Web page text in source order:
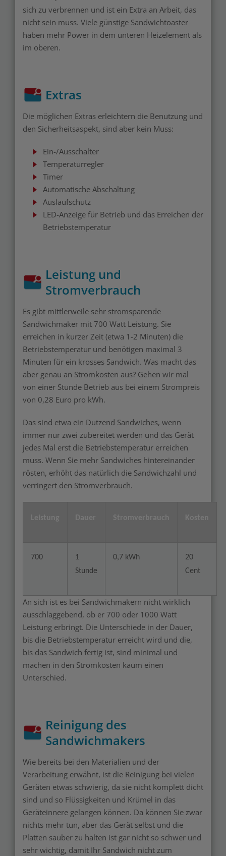
sich zu verbrennen und ist ein Extra an Arbeit, das
nicht sein muss. Viele günstige Sandwichtoaster
haben mehr Power in dem unteren Heizelement als
im oberen.
Extras
Die möglichen Extras erleichtern die Benutzung und
den Sicherheitsaspekt, sind aber kein Muss:
Ein-/Ausschalter
Temperaturregler
Timer
Automatische Abschaltung
Auslaufschutz
LED-Anzeige für Betrieb und das Erreichen der
Betriebstemperatur
Leistung und
Stromverbrauch
Es gibt mittlerweile sehr stromsparende
Sandwichmaker mit 700 Watt Leistung. Sie
erreichen in kurzer Zeit (etwa 1-2 Minuten) die
Betriebstemperatur und benötigen maximal 3
Minuten für ein krosses Sandwich. Was macht das
aber genau an Stromkosten aus? Gehen wir mal
von einer Stunde Betrieb aus bei einem Strompreis
von 0,28 Euro pro kWh.
Das sind etwa ein Dutzend Sandwiches, wenn
immer nur zwei zubereitet werden und das Gerät
jedes Mal erst die Betriebstemperatur erreichen
muss. Wenn Sie mehr Sandwiches hintereinander
rösten, erhöht das natürlich die Sandwichzahl und
verringert den Stromverbrauch.
Leistung Dauer Stromverbrauch Kosten
700
1
Stunde
0,7 kWh
20
Cent
An sich ist es bei Sandwichmakern nicht wirklich
ausschlaggebend, ob er 700 oder 1000 Watt
Leistung erbringt. Die Unterschiede in der Dauer,
bis die Betriebstemperatur erreicht wird und die,
bis das Sandwich fertig ist, sind minimal und
machen in den Stromkosten kaum einen
Unterschied.
Reinigung des
Sandwichmakers
Wie bereits bei den Materialien und der
Verarbeitung erwähnt, ist die Reinigung bei vielen
Geräten etwas schwierig, da sie nicht komplett dicht
sind und so Flüssigkeiten und Krümel in das
Geräteinnere gelangen können. Da können Sie zwar
nichts mehr tun, aber das Gerät selbst und die
Platten sauber zu halten ist gar nicht so schwer und
sehr wichtig, damit Ihr Sandwich nicht zum